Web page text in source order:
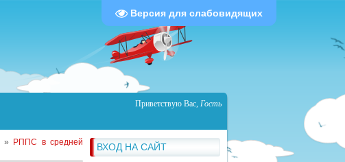
Версия для слабовидящих
Приветствую Вас, Гость
ВХОД НА САЙТ
»
РППС в средней